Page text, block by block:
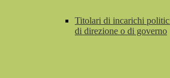
Titolari di incarichi
di direzione o di governo